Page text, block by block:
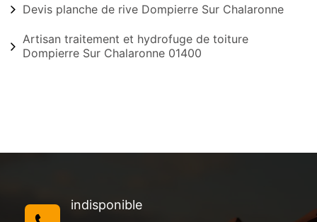
Devis planche de rive Dompierre Sur Chalaronne
Artisan traitement et hydrofuge de toiture
Dompierre Sur Chalaronne 01400
indisponible